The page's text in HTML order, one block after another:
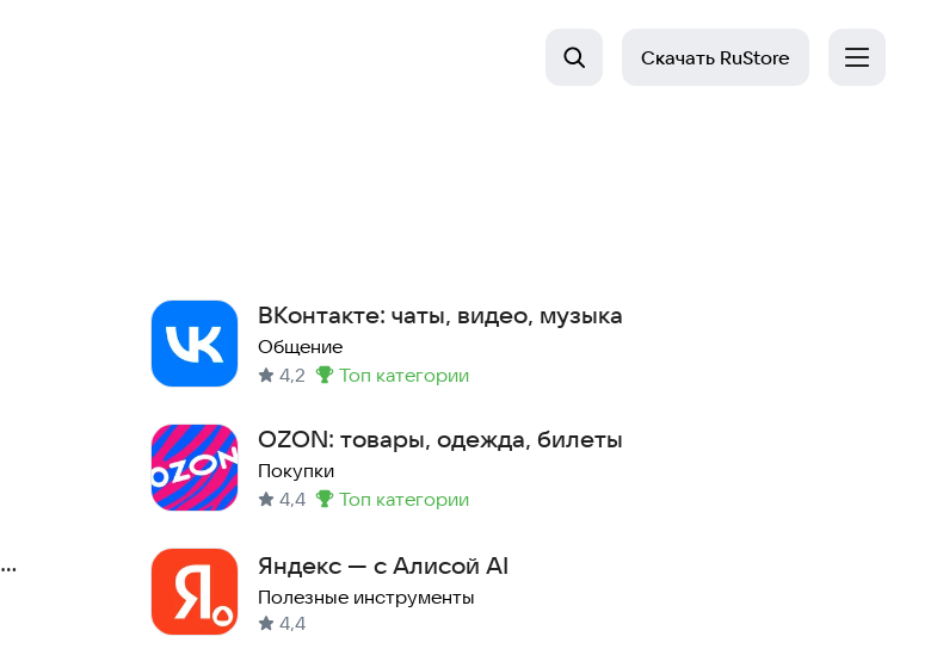
Скачать RuStore
ВКонтакте: чаты, видео, музыка
Общение
4,2
Метка :
топ категории
OZON: товары, одежда, билеты
Покупки
4,4
Метка :
топ категории
Яндекс — с Алисой AI
Полезные инструменты
4,4